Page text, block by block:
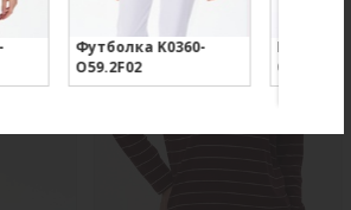
Футболка K0360-
Бриджи B0070-